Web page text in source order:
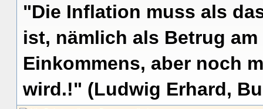
"Die Inflation muss als
ist, nämlich als Betrug
Einkommens, aber noch
wird.!" (Ludwig Erhard,